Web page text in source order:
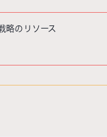
略のリソース